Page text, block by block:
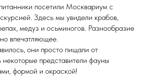
посетили Москвариум с
Здесь мы увидели крабов,
медуз и осьминогов. Разнообразие
впечатляющее.
они просто пищали от
некоторые представители фауны
формой и окраской!